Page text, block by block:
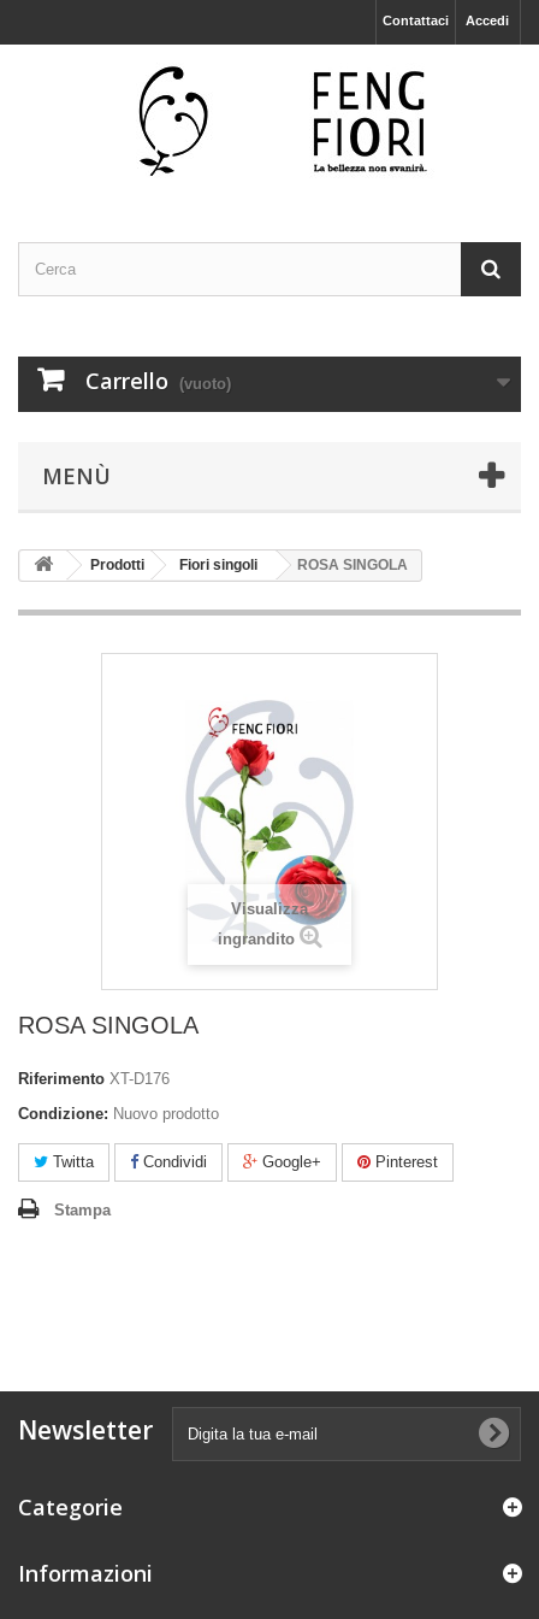
Accedi
Contattaci
Carrello (vuoto)
MENÙ
Prodotti Fiori singoli ROSA SINGOLA
Visualizza
ingrandito
ROSA SINGOLA
Riferimento XT-D176
Condizione: Nuovo prodotto
Twitta Condividi Google+ Pinterest
Stampa
Newsletter
Categorie
Informazioni